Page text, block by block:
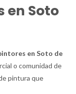
en Soto
en Soto de
o comunidad de
pintura que